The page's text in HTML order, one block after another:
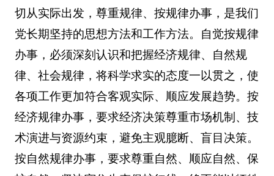
切从实际出发，尊重规律、按规律办事，是我们
党长期坚持的思想方法和工作方法。自觉按规律
办事，必须深刻认识和把握经济规律、自然规
律、社会规律，将科学求实的态度一以贯之，使
各项工作更加符合客观实际、顺应发展趋势。按
经济规律办事，要求经济决策尊重市场机制、技
术演进与资源约束，避免主观臆断、盲目决策。
按自然规律办事，要求尊重自然、顺应自然、保